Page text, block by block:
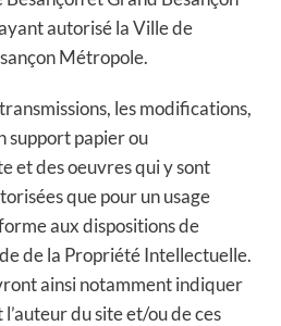
autorisé la Ville de
Métropole.
les modifications,
support papier ou
et des oeuvres qui y sont
que pour un usage
aux dispositions de
de la Propriété Intellectuelle.
ainsi notamment indiquer
du site et/ou de ces